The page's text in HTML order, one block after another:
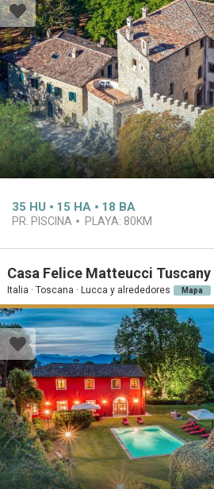
35 HU 15 HA 18 BA
PR. PISCINA PLAYA: 80KM
Casa Felice Matteucci Tuscany
Italia · Toscana · Lucca y alrededores Mapa